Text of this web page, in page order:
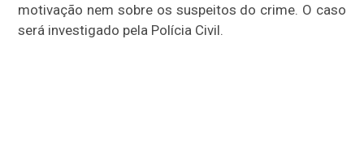
motivação nem sobre os suspeitos do crime. O caso
será investigado pela Polícia Civil.